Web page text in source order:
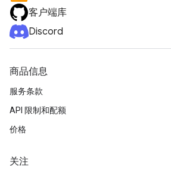
客户端库
Discord
商品信息
服务条款
API 限制和配额
价格
关注